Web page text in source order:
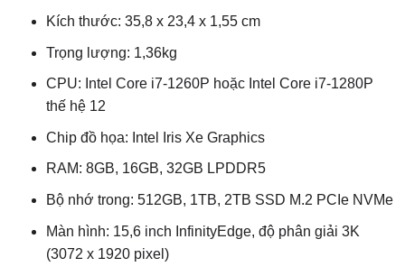
Kích thước: 35,8 x 23,4 x 1,55 cm
Trọng lượng: 1,36kg
CPU: Intel Core i7-1260P hoặc Intel Core i7-1280P
thế hệ 12
Chip đồ họa: Intel Iris Xe Graphics
RAM: 8GB, 16GB, 32GB LPDDR5
Bộ nhớ trong: 512GB, 1TB, 2TB SSD M.2 PCIe NVMe
Màn hình: 15,6 inch InfinityEdge, độ phân giải 3K
(3072 x 1920 pixel)